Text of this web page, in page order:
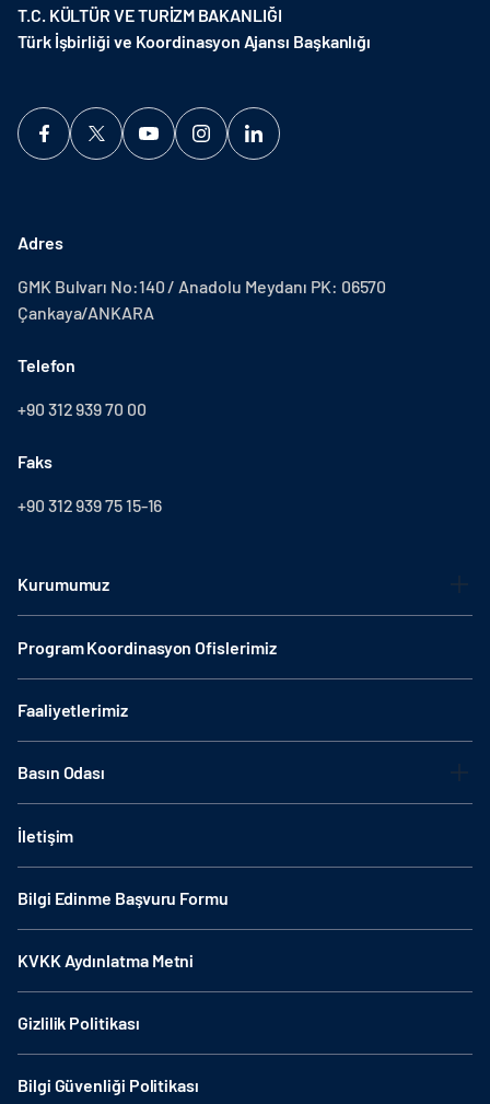
T.C. KÜLTÜR VE TURİZM BAKANLIĞI
Türk İşbirliği ve Koordinasyon Ajansı Başkanlığı
Adres
GMK Bulvarı No:140 / Anadolu Meydanı PK: 06570
Çankaya/ANKARA
Telefon
+90 312 939 70 00
Faks
+90 312 939 75 15-16
Kurumumuz
Program Koordinasyon Ofislerimiz
Faaliyetlerimiz
Basın Odası
İletişim
Bilgi Edinme Başvuru Formu
KVKK Aydınlatma Metni
Gizlilik Politikası
Bilgi Güvenliği Politikası